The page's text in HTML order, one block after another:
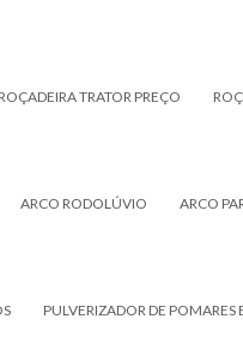
ROÇADEIRA TRATOR PREÇO
ARCO RODOLÚVIO ARCO
PULVERIZADOR DE